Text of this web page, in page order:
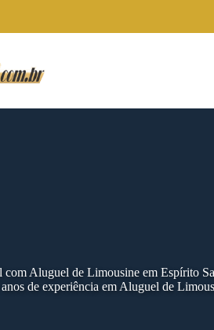
com Aluguel de Limousine em Espírito
de experiência em Aluguel de